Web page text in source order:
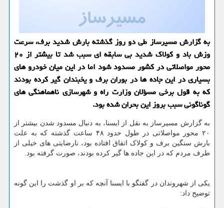
به گزارش مسیرساز طی دو روز گذشته بارش شدید برف، سرعت
وزش باد و کولاک شدید بی سابقه ای سبب شد تا بیشتر از ۲۰
محور مواصلاتی در کشور مسدود شود اما در این میان خودرو های
بسیاری در این جاده ها در بوران برف و یخبندان گیر کرده بودند
که به قول برخی مسؤلان وزارت راه و شهرسازی ناهماهنگی های
گوناگونی سبب بروز این بحران شده بود.
به گزارش مسیرساز به نقل از ایسنا، به دنبال مسدود شدن بیشتر از
۲۰ محور مواصلاتی در طول حدود ۴۸ ساعت گذشته که به علت
بارش سنگین برف و کولاک اتفاق افتاده بود، نارضایتی های خیلی از
طرف مردم که در این جاده ها گیر کرده بودند، صورت گرفته بود.
یکی از شهروندان در گفتگو با ایسنا آنچه که بر او گذشت را این گونه
توضیح داد: